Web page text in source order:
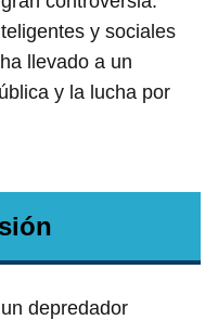
y sociales
llevado a un
y la lucha por
depredador